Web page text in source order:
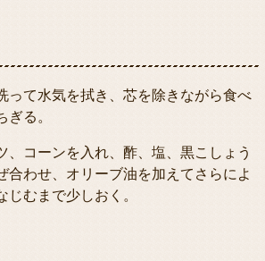
って水気を拭き、芯を除きながら食べ
る。
、コーンを入れ、酢、塩、黒こしょう
合わせ、オリーブ油を加えてさらによ
じむまで少しおく。